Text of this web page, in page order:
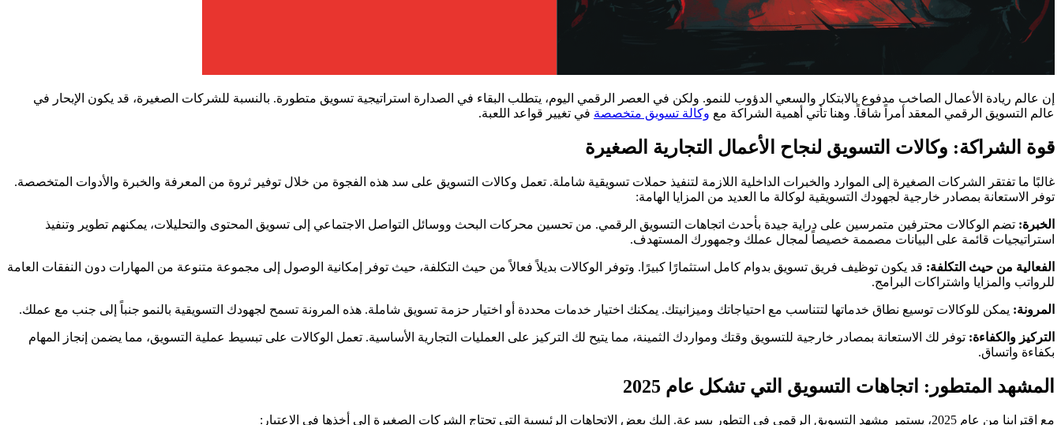
إن عالم ريادة الأعمال الصاخب مدفوع بالابتكار والسعي الدؤوب للنمو. ولكن في العصر الرقمي اليوم، يتطلب البقاء في الصدارة استراتيجية تسويق متطورة. بالنسبة للشركات الصغيرة، قد يكون الإبحار في
عالم التسويق الرقمي المعقد أمراً شاقاً. وهنا تأتي أهمية الشراكة مع وكالة تسويق متخصصة في تغيير قواعد اللعبة.
قوة الشراكة: وكالات التسويق لنجاح الأعمال التجارية الصغيرة
غالبًا ما تفتقر الشركات الصغيرة إلى الموارد والخبرات الداخلية اللازمة لتنفيذ حملات تسويقية شاملة. تعمل وكالات التسويق على سد هذه الفجوة من خلال توفير ثروة من المعرفة والخبرة والأدوات المتخصصة.
توفر الاستعانة بمصادر خارجية لجهودك التسويقية لوكالة ما العديد من المزايا الهامة:
الخبرة: تضم الوكالات محترفين متمرسين على دراية جيدة بأحدث اتجاهات التسويق الرقمي. من تحسين محركات البحث ووسائل التواصل الاجتماعي إلى تسويق المحتوى والتحليلات، يمكنهم تطوير وتنفيذ
استراتيجيات قائمة على البيانات مصممة خصيصاً لمجال عملك وجمهورك المستهدف.
الفعالية من حيث التكلفة: قد يكون توظيف فريق تسويق بدوام كامل استثمارًا كبيرًا. وتوفر الوكالات بديلاً فعالاً من حيث التكلفة، حيث توفر إمكانية الوصول إلى مجموعة متنوعة من المهارات دون النفقات العامة
للرواتب والمزايا واشتراكات البرامج.
المرونة: يمكن للوكالات توسيع نطاق خدماتها لتتناسب مع احتياجاتك وميزانيتك. يمكنك اختيار خدمات محددة أو اختيار حزمة تسويق شاملة. هذه المرونة تسمح لجهودك التسويقية بالنمو جنباً إلى جنب مع عملك.
التركيز والكفاءة: توفر لك الاستعانة بمصادر خارجية للتسويق وقتك ومواردك الثمينة، مما يتيح لك التركيز على العمليات التجارية الأساسية. تعمل الوكالات على تبسيط عملية التسويق، مما يضمن إنجاز المهام
بكفاءة واتساق.
المشهد المتطور: اتجاهات التسويق التي تشكل عام 2025
مع اقترابنا من عام 2025، يستمر مشهد التسويق الرقمي في التطور بسرعة. إليك بعض الاتجاهات الرئيسية التي تحتاج الشركات الصغيرة إلى أخذها في الاعتبار: